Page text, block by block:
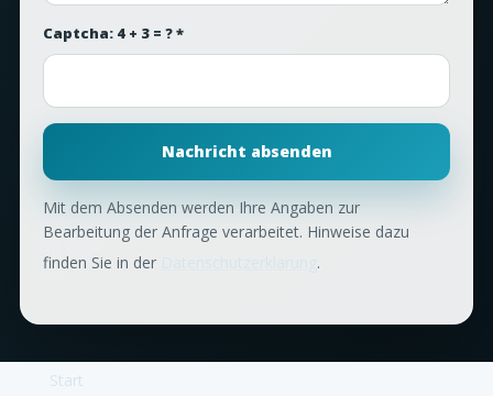
Captcha: 4 + 3 = ? *
Nachricht absenden
Mit dem Absenden werden Ihre Angaben zur
Bearbeitung der Anfrage verarbeitet. Hinweise dazu
finden Sie in der
.
Start